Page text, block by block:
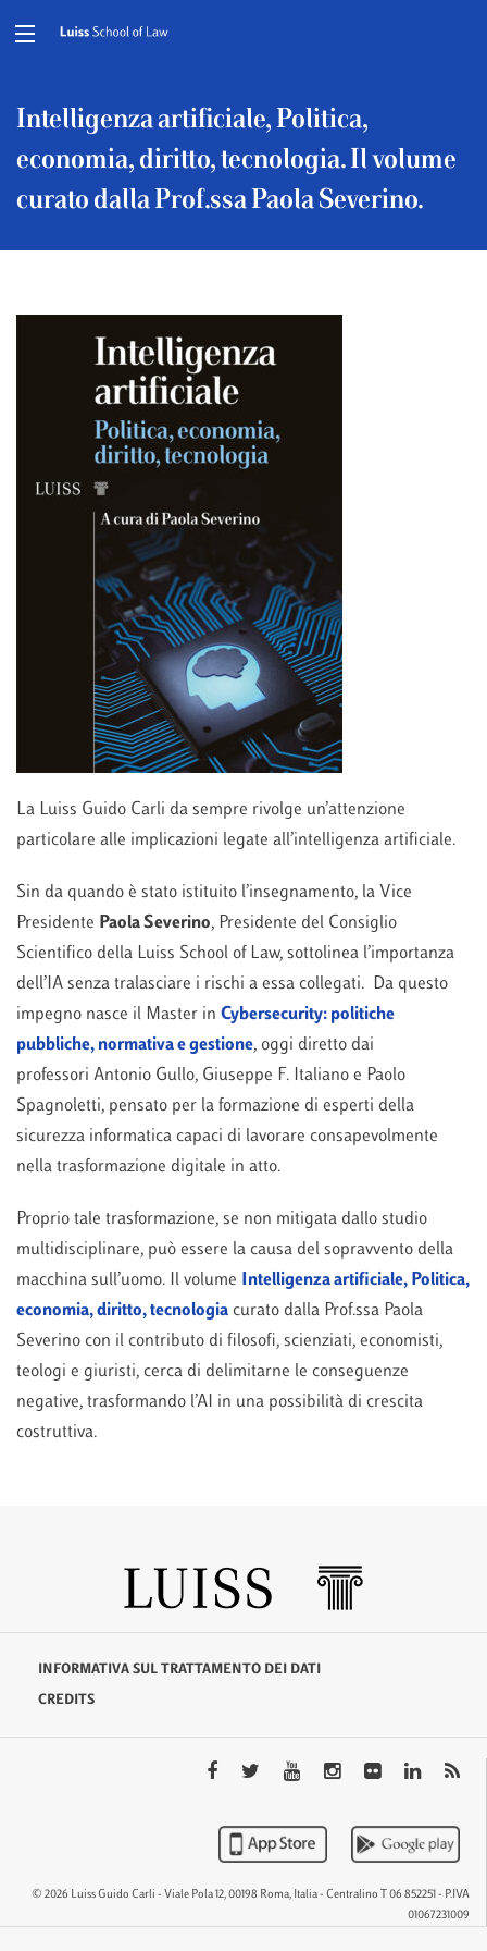
Intelligenza artificiale, Politica,
economia, diritto, tecnologia. Il volume
curato dalla Prof.ssa Paola Severino.
La Luiss Guido Carli da sempre rivolge un’attenzione
particolare alle implicazioni legate all’intelligenza artificiale.
Sin da quando è stato istituito l’insegnamento, la Vice
Presidente Paola Severino, Presidente del Consiglio
Scientifico della Luiss School of Law, sottolinea l’importanza
dell’IA senza tralasciare i rischi a essa collegati. Da questo
impegno nasce il Master in Cybersecurity: politiche
pubbliche, normativa e gestione, oggi diretto dai
professori Antonio Gullo, Giuseppe F. Italiano e Paolo
Spagnoletti, pensato per la formazione di esperti della
sicurezza informatica capaci di lavorare consapevolmente
nella trasformazione digitale in atto.
Proprio tale trasformazione, se non mitigata dallo studio
multidisciplinare, può essere la causa del sopravvento della
macchina sull’uomo. Il volume
Intelligenza artificiale, Politica,
economia, diritto, tecnologiacurato dalla Prof.ssa Paola
Severino con il contributo di filosofi, scienziati, economisti,
teologi e giuristi, cerca di delimitarne le conseguenze
negative, trasformando l’AI in una possibilità di crescita
costruttiva.
INFORMATIVA SUL TRATTAMENTO DEI DATI
CREDITS
© 2026 Luiss Guido Carli - Viale Pola 12, 00198 Roma, Italia - Centralino T 06 852251 - P.IVA
01067231009